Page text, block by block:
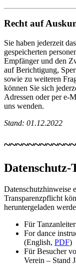
Recht auf
Sie haben jederzeit
gespeicherten
Empfänger und den
auf Berichtigung,
sowie zu weiteren
können Sie sich
Adressen oder per e-
uns wenden.
Stand: 01.12.2022
Datenschutzhinweise
Transparenzpflicht
heruntergeladen
Für
For dance
(English, PDF)
Für Besucher
Verein – Stand